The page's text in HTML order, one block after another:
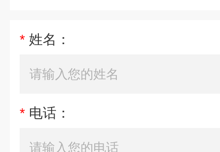
* 姓名：
* 电话：